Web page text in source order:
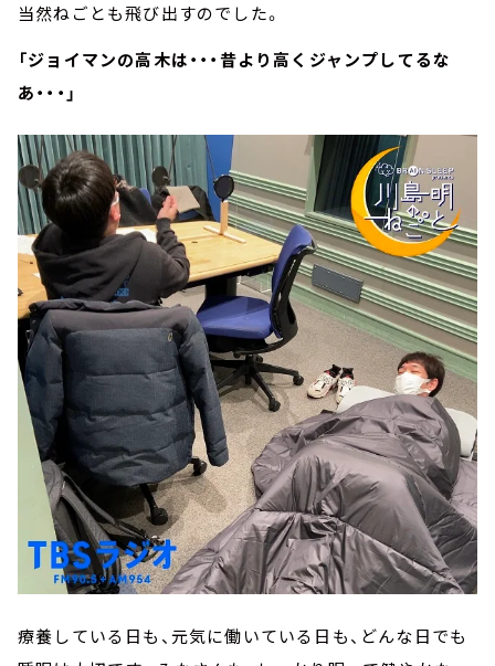
当然ねごとも飛び出すのでした。
「ジョイマンの高木は・・・昔より高くジャンプしてるな
あ・・・」
療養している日も、元気に働いている日も、どんな日でも